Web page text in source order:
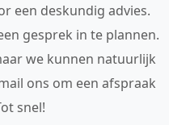
een deskundig advies.
gesprek in te plannen.
we kunnen natuurlijk
ons om een afspraak
snel!